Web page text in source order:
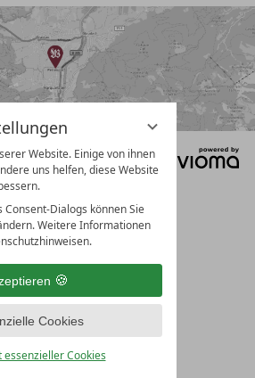
Website. Einige von ihnen
uns helfen, diese Website
Dialogs können Sie
Weitere Informationen
Cookies
Cookies
AGB